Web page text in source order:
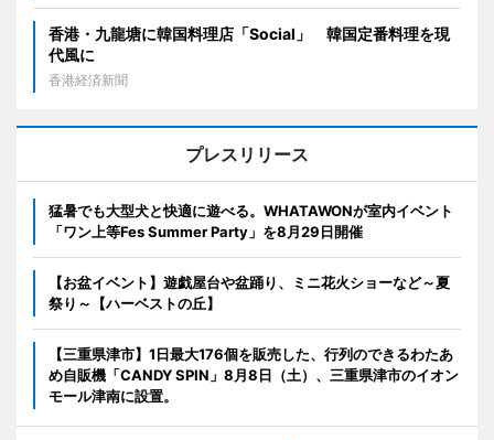
香港・九龍塘に韓国料理店「Social」 韓国定番料理を現
代風に
香港経済新聞
プレスリリース
猛暑でも大型犬と快適に遊べる。WHATAWONが室内イベント
「ワン上等Fes Summer Party」を8月29日開催
【お盆イベント】遊戯屋台や盆踊り、ミニ花火ショーなど～夏
祭り～【ハーベストの丘】
【三重県津市】1日最大176個を販売した、行列のできるわたあ
め自販機「CANDY SPIN」8月8日（土）、三重県津市のイオン
モール津南に設置。